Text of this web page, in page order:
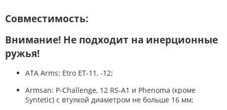
Совместимость:
Внимание! Не подходит на инерционные
ружья!
ATA Arms: Etro ET-11, -12;
Armsan: P-Challenge, 12 RS-A1 и Phenoma (кроме
Syntetic) с втулкой диаметром не больше 16 мм;